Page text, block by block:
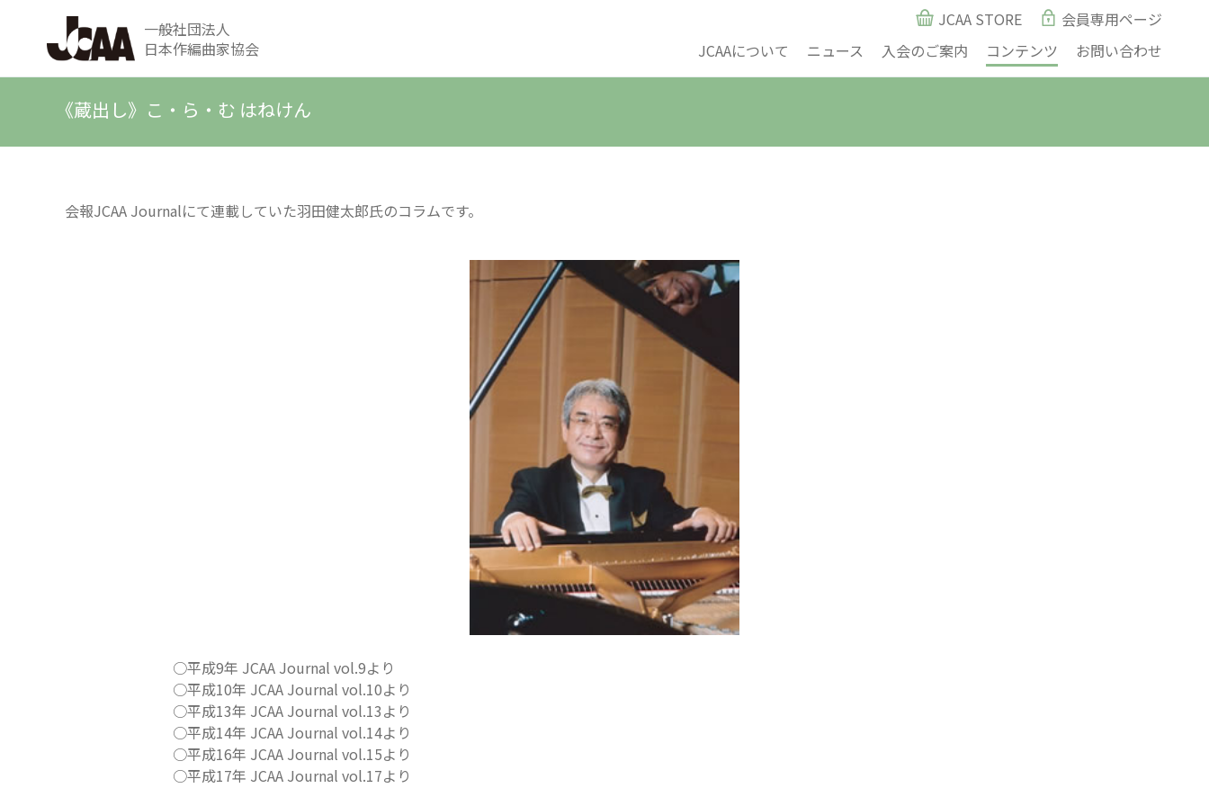
一般社団法人
日本作編曲家協会
JCAAについて ニュース 入会のご案内 コンテンツ お問い合わせ
JCAA STORE 会員専用ページ
《蔵出し》こ・ら・む はねけん
会報JCAA Journalにて連載していた羽田健太郎氏のコラムです。
○平成9年 JCAA Journal vol.9より
○平成10年 JCAA Journal vol.10より
○平成13年 JCAA Journal vol.13より
○平成14年 JCAA Journal vol.14より
○平成16年 JCAA Journal vol.15より
○平成17年 JCAA Journal vol.17より